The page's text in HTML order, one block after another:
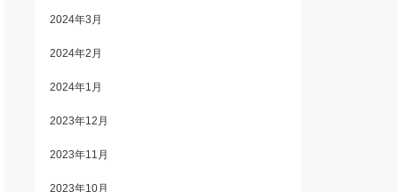
2024年3月
2024年2月
2024年1月
2023年12月
2023年11月
2023年10月